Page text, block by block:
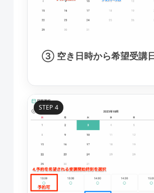
③ 空き日時から希望受講
STEP 4